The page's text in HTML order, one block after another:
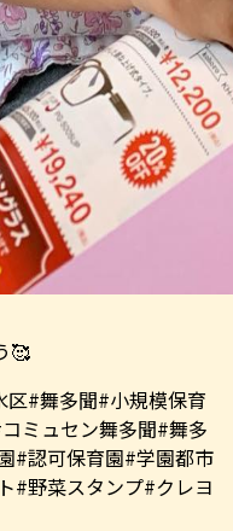
🥰
#舞多聞#小規模保育
ミュセン舞多聞#舞多
#認可保育園#学園都市
#野菜スタンプ#クレヨ